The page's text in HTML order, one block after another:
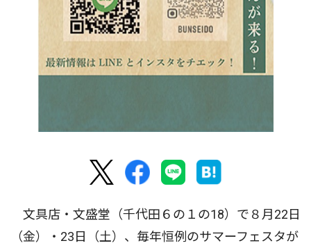
文具店・文盛堂（千代田６の１の18）で８月22日
（金）・23日（土）、毎年恒例のサマーフェスタが